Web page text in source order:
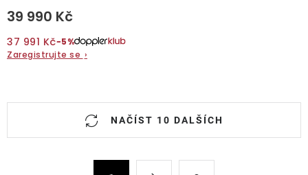
39 990 Kč
37 991 Kč−5%
Zaregistrujte se ›
O
NAČÍST 10 DALŠÍCH